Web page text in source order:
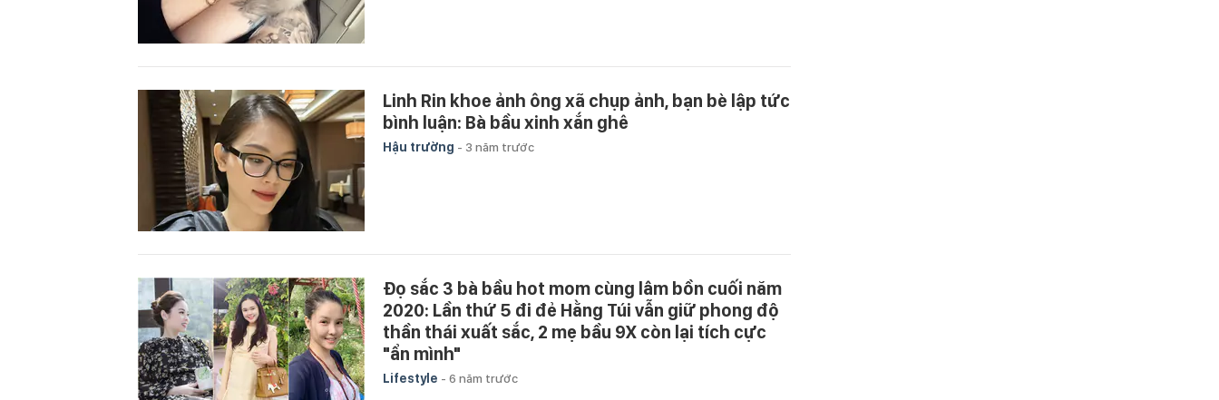
Linh Rin khoe ảnh ông xã chụp ảnh, bạn bè lập tức
bình luận: Bà bầu xinh xắn ghê
Hậu trường - 3 năm trước
Đọ sắc 3 bà bầu hot mom cùng lâm bồn cuối năm
2020: Lần thứ 5 đi đẻ Hằng Túi vẫn giữ phong độ
thần thái xuất sắc, 2 mẹ bầu 9X còn lại tích cực
"ẩn mình"
Lifestyle - 6 năm trước